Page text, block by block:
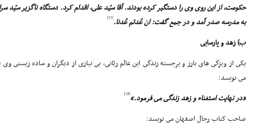
حکومت، از این روى وى را دستگیر کرده بودند. آقا سیّد على، اقدام کرد. دستگاه ناگزیر سیّد
به مدرسه صدر آمد و در جمع گفت: ان عُدتم عُدنا.[57]
ب) زهد و پارسایى
یکى از ویژگى هاى بارز و برجسته زندگى این عالم ربّانى، بى نیازى از دیگران و ساده زیستى
مى نویسد:
«در نهایت استغناء و زهد زندگى مى فرمود.»[58]
صاحب کتاب رجال اصفهان مى نویسد: